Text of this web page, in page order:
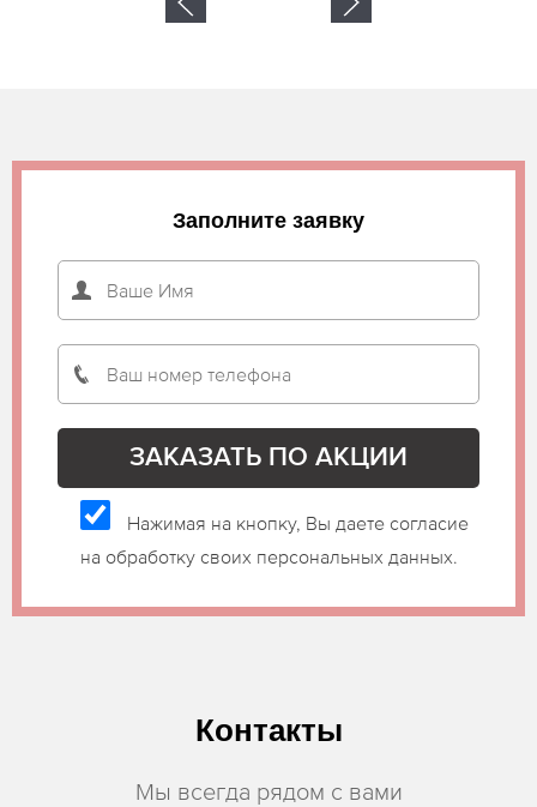
Заполните заявку
Нажимая на кнопку, Вы даете согласие
на обработку своих персональных данных.
Контакты
Мы всегда рядом с вами